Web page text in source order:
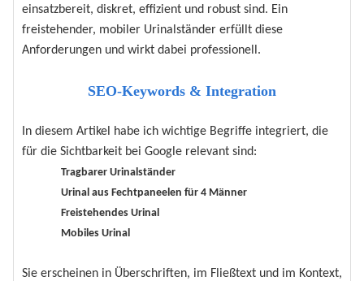
einsatzbereit, diskret, effizient und robust sind. Ein
freistehender, mobiler Urinalständer erfüllt diese
Anforderungen und wirkt dabei professionell.
SEO-Keywords & Integration
In diesem Artikel habe ich wichtige Begriffe integriert, die
für die Sichtbarkeit bei Google relevant sind:
Tragbarer Urinalständer
Urinal aus Fechtpaneelen für 4 Männer
Freistehendes Urinal
Mobiles Urinal
Sie erscheinen in Überschriften, im Fließtext und im Kontext,